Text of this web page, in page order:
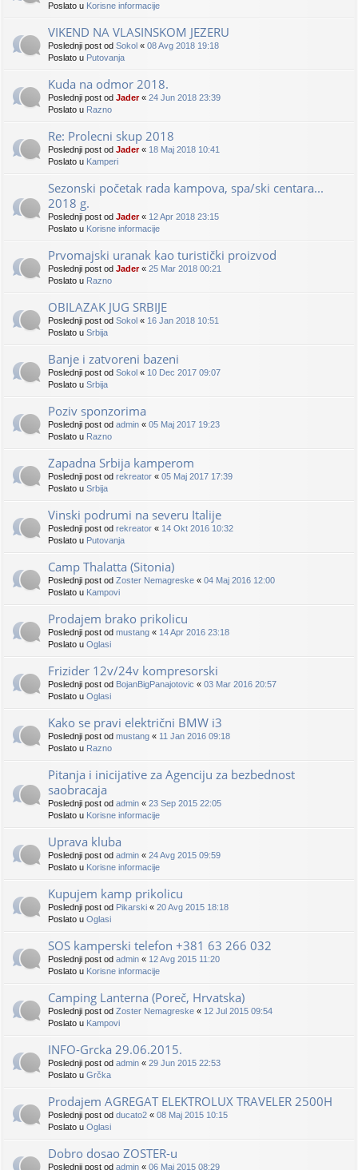
Poslato u Korisne informacije
VIKEND NA VLASINSKOM JEZERU
Poslednji post od Sokol « 08 Avg 2018 19:18
Poslato u Putovanja
Kuda na odmor 2018.
Poslednji post od Jader« 24 Jun 2018 23:39
Poslato u Razno
Re: Prolecni skup 2018
Poslednji post od Jader« 18 Maj 2018 10:41
Poslato u Kamperi
Sezonski početak rada kampova, spa/ski centara...
2018 g.
Poslednji post od Jader« 12 Apr 2018 23:15
Poslato u Korisne informacije
Prvomajski uranak kao turistički proizvod
Poslednji post od Jader« 25 Mar 2018 00:21
Poslato u Razno
OBILAZAK JUG SRBIJE
Poslednji post od Sokol « 16 Jan 2018 10:51
Poslato u Srbija
Banje i zatvoreni bazeni
Poslednji post od Sokol « 10 Dec 2017 09:07
Poslato u Srbija
Poziv sponzorima
Poslednji post od admin « 05 Maj 2017 19:23
Poslato u Razno
Zapadna Srbija kamperom
Poslednji post od rekreator « 05 Maj 2017 17:39
Poslato u Srbija
Vinski podrumi na severu Italije
Poslednji post od rekreator « 14 Okt 2016 10:32
Poslato u Putovanja
Camp Thalatta (Sitonia)
Poslednji post od Zoster Nemagreske « 04 Maj 2016 12:00
Poslato u Kampovi
Prodajem brako prikolicu
Poslednji post od mustang « 14 Apr 2016 23:18
Poslato u Oglasi
Frizider 12v/24v kompresorski
Poslednji post od BojanBigPanajotovic « 03 Mar 2016 20:57
Poslato u Oglasi
Kako se pravi električni BMW i3
Poslednji post od mustang « 11 Jan 2016 09:18
Poslato u Razno
Pitanja i inicijative za Agenciju za bezbednost
saobracaja
Poslednji post od admin « 23 Sep 2015 22:05
Poslato u Korisne informacije
Uprava kluba
Poslednji post od admin « 24 Avg 2015 09:59
Poslato u Korisne informacije
Kupujem kamp prikolicu
Poslednji post od Pikarski « 20 Avg 2015 18:18
Poslato u Oglasi
SOS kamperski telefon +381 63 266 032
Poslednji post od admin « 12 Avg 2015 11:20
Poslato u Korisne informacije
Camping Lanterna (Poreč, Hrvatska)
Poslednji post od Zoster Nemagreske « 12 Jul 2015 09:54
Poslato u Kampovi
INFO-Grcka 29.06.2015.
Poslednji post od admin « 29 Jun 2015 22:53
Poslato u Grčka
Prodajem AGREGAT ELEKTROLUX TRAVELER 2500H
Poslednji post od ducato2 « 08 Maj 2015 10:15
Poslato u Oglasi
Dobro dosao ZOSTER-u
Poslednji post od admin « 06 Maj 2015 08:29